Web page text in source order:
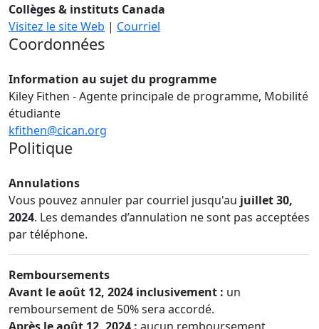
Collèges & instituts Canada
Visitez le site Web | Courriel
Coordonnées
Information au sujet du programme
Kiley Fithen - Agente principale de programme, Mobilité
étudiante
kfithen@cican.org
Politique
Annulations
Vous pouvez annuler par courriel jusqu'au juillet 30,
2024. Les demandes d’annulation ne sont pas acceptées
par téléphone.
Remboursements
Avant le août 12, 2024 inclusivement : un
remboursement de 50% sera accordé.